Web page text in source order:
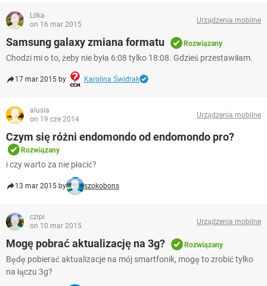
Lilka
on 16 mar 2015
Urządzenia mobilne
Samsung galaxy zmiana formatu Rozwiązany
Chodzi mi o to, żeby nie była 6:08 tylko 18:08. Gdzieś przestawiłam.
17 mar 2015 by Karolina Świdrak
alusia
on 19 cze 2014
Urządzenia mobilne
Czym się różni endomondo od endomondo pro?
Rozwiązany
i czy warto za nie płacić?
13 mar 2015 by szokobons
czipi
on 10 mar 2015
Urządzenia mobilne
Mogę pobrać aktualizację na 3g? Rozwiązany
Będę pobierać aktualizacje na mój smartfonik, mogę to zrobić tylko
na łączu 3g?